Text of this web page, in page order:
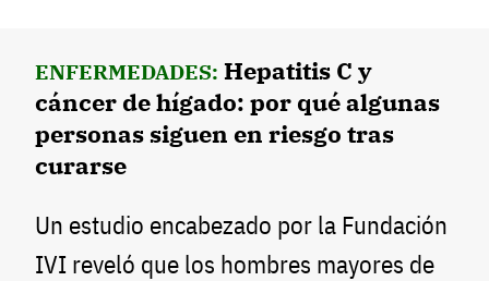
ENFERMEDADES: Hepatitis C y
cáncer de hígado: por qué algunas
personas siguen en riesgo tras
curarse
Un estudio encabezado por la Fundación
IVI reveló que los hombres mayores de